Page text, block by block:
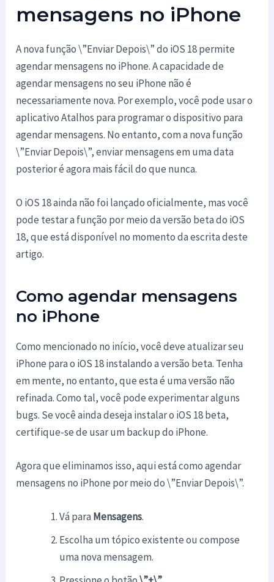
mensagens no iPhone
A nova função \”Enviar Depois\” do iOS 18 permite
agendar mensagens no iPhone. A capacidade de
agendar mensagens no seu iPhone não é
necessariamente nova. Por exemplo, você pode usar o
aplicativo Atalhos para programar o dispositivo para
agendar mensagens. No entanto, com a nova função
\”Enviar Depois\”, enviar mensagens em uma data
posterior é agora mais fácil do que nunca.
O iOS 18 ainda não foi lançado oficialmente, mas você
pode testar a função por meio da versão beta do iOS
18, que está disponível no momento da escrita deste
artigo.
Como agendar mensagens
no iPhone
Como mencionado no início, você deve atualizar seu
iPhone para o iOS 18 instalando a versão beta. Tenha
em mente, no entanto, que esta é uma versão não
refinada. Como tal, você pode experimentar alguns
bugs. Se você ainda deseja instalar o iOS 18 beta,
certifique-se de usar um backup do iPhone.
Agora que eliminamos isso, aqui está como agendar
mensagens no iPhone por meio do \”Enviar Depois\”.
Vá paraMensagens.
Escolha um tópico existente ou compose
uma nova mensagem.